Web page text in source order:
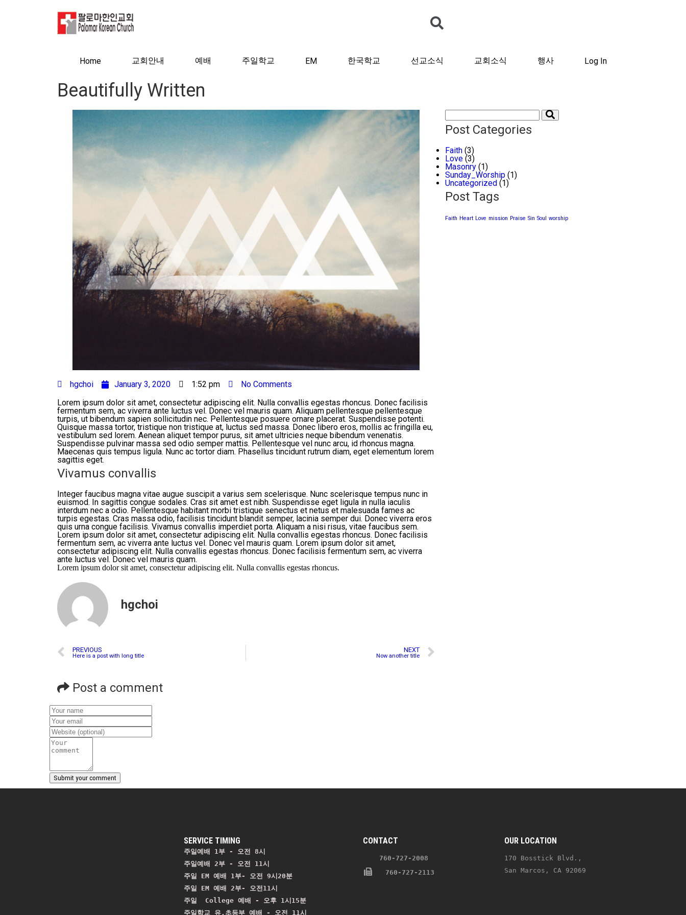
Home 교회안내 예배 주일학교 EM 한국학교 선교소식 교회소식 행사 Log In
Beautifully Written
hgchoi January 3, 2020 1:52 pm
No Comments
Lorem ipsum dolor sit amet, consectetur adipiscing elit. Nulla convallis egestas rhoncus. Donec facilisis
fermentum sem, ac viverra ante luctus vel. Donec vel mauris quam. Aliquam pellentesque pellentesque
turpis, ut bibendum sapien sollicitudin nec. Pellentesque posuere ornare placerat. Suspendisse potenti.
Quisque massa tortor, tristique non tristique at, luctus sed massa. Donec libero eros, mollis ac fringilla eu,
vestibulum sed lorem. Aenean aliquet tempor purus, sit amet ultricies neque bibendum venenatis.
Suspendisse pulvinar massa sed odio semper mattis. Pellentesque vel nunc arcu, id rhoncus magna.
Maecenas quis tempus ligula. Nunc ac tortor diam. Phasellus tincidunt rutrum diam, eget elementum lorem
sagittis eget.
Vivamus convallis
Integer faucibus magna vitae augue suscipit a varius sem scelerisque. Nunc scelerisque tempus nunc in
euismod. In sagittis congue sodales. Cras sit amet est nibh. Suspendisse eget ligula in nulla iaculis
interdum nec a odio. Pellentesque habitant morbi tristique senectus et netus et malesuada fames ac
turpis egestas. Cras massa odio, facilisis tincidunt blandit semper, lacinia semper dui. Donec viverra eros
quis urna congue facilisis. Vivamus convallis imperdiet porta. Aliquam a nisi risus, vitae faucibus sem.
Lorem ipsum dolor sit amet, consectetur adipiscing elit. Nulla convallis egestas rhoncus. Donec facilisis
fermentum sem, ac viverra ante luctus vel. Donec vel mauris quam. Lorem ipsum dolor sit amet,
consectetur adipiscing elit. Nulla convallis egestas rhoncus. Donec facilisis fermentum sem, ac viverra
ante luctus vel. Donec vel mauris quam.
Lorem ipsum dolor sit amet, consectetur adipiscing elit. Nulla convallis egestas rhoncus.
hgchoi
PREVIOUS
Here is a post with long title
NEXT
Now another title
Post a comment
Post Categories
Faith(3)
Love(3)
Masonry(1)
Sunday_Worship(1)
Uncategorized(1)
Post Tags
Faith Heart Love mission Praise Sin Soul worship
SERVICE TIMING
주일예배 1부 - 오전 8시
주일예배 2부 - 오전 11시
주일 EM 예배 1부- 오전 9시20분
주일 EM 예배 2부- 오전11시
주일  College 예배 - 오후 1시15분
주일학교 유.초등부 예배 - 오전 11시
CONTACT
760-727-2008
760-727-2113
OUR LOCATION
170 Bosstick Blvd.,
San Marcos, CA 92069